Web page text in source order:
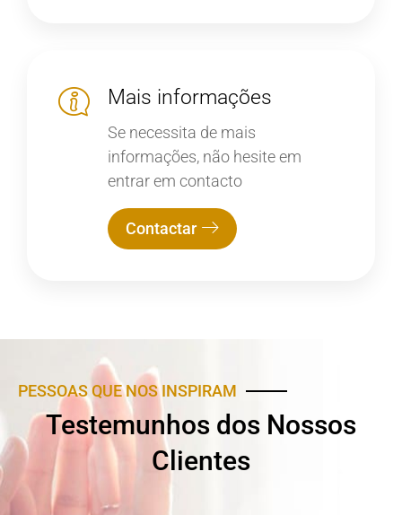
Mais informações
Se necessita de mais
informações, não hesite em
entrar em contacto
Contactar
PESSOAS QUE NOS INSPIRAM
Testemunhos dos Nossos
Clientes